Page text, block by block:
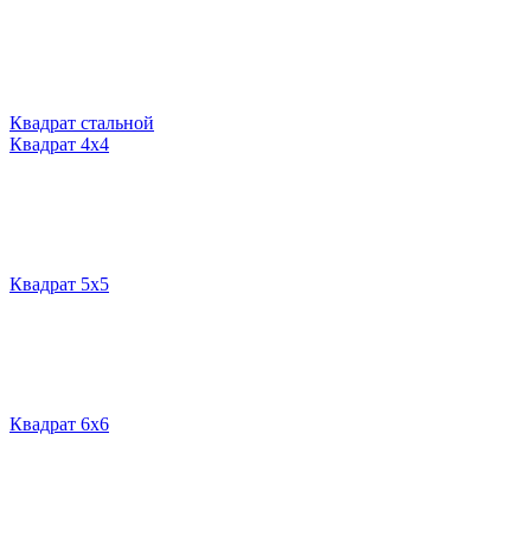
Квадрат стальной
Квадрат 4х4
Квадрат 5х5
Квадрат 6х6